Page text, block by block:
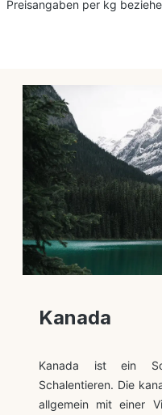
Preisangaben per kg
Kanada
Kanada ist ein
Schalentieren. Die
allgemein mit einer